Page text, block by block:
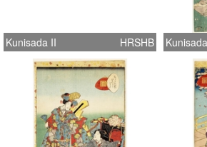
Kunisada II HRSHB